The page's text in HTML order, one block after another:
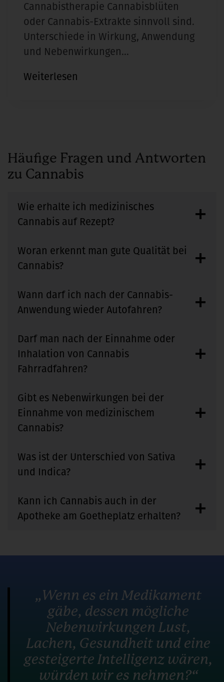
Cannabistherapie Cannabisblüten
oder Cannabis-Extrakte sinnvoll sind.
Unterschiede in Wirkung, Anwendung
und Nebenwirkungen…
Weiterlesen
ist
besser?
Häufige Fragen und Antworten
zu Cannabis
Wie erhalte ich medizinisches
Cannabis auf Rezept?
Woran erkennt man gute Qualität bei
Cannabis?
Wann darf ich nach der Cannabis-
Anwendung wieder Autofahren?
Darf man nach der Einnahme oder
Inhalation von Cannabis
Fahrradfahren?
Gibt es Nebenwirkungen bei der
Einnahme von medizinischem
Cannabis?
Was ist der Unterschied von Sativa
und Indica?
Kann ich Cannabis auch in der
Apotheke am Goetheplatz erhalten?
„Wenn es ein Medikament
gäbe, dessen mögliche
Nebenwirkungen Lust,
Lachen, Gesundheit und eine
gesteigerte Intelligenz wären,
würden wir es nehmen?“